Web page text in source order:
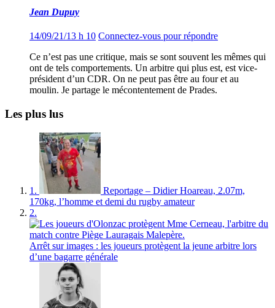
Jean Dupuy
14/09/21/13 h 10 Connectez-vous pour répondre
Ce n’est pas une critique, mais se sont souvent les mêmes qui
ont de tels comportements. Un arbitre qui plus est, est vice-
président d’un CDR. On ne peut pas être au four et au
moulin. Je partage le mécontentement de Prades.
Les plus lus
1.
Reportage – Didier Hoareau, 2.07m,
170kg, l’homme et demi du rugby amateur
2.
Arrêt sur images : les joueurs protègent la jeune arbitre lors
d’une bagarre générale